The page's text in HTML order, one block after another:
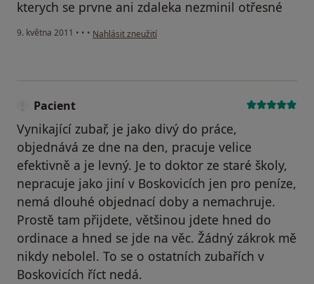
kterych se prvne ani zdaleka nezminil otřesné
9. května 2011 • • • podle názoru uživatele Pacient
Nahlásit zneužití
Pacient
Vynikající zubař, je jako divý do práce,
objednává ze dne na den, pracuje velice
efektivně a je levný. Je to doktor ze staré školy,
nepracuje jako jiní v Boskovicích jen pro peníze,
nemá dlouhé objednací doby a nemachruje.
Prostě tam přijdete, většinou jdete hned do
ordinace a hned se jde na věc. Žádný zákrok mě
nikdy nebolel. To se o ostatních zubařích v
Boskovicích říct nedá.